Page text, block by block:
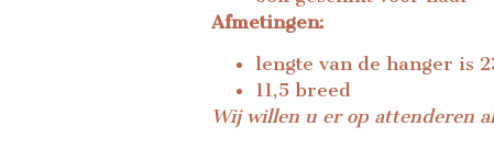
Afmetingen:
lengte van de hanger is
11,5 breed
Wij willen u er op attenderen